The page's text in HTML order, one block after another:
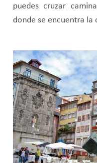
puedes cruzar
donde se encuentra la